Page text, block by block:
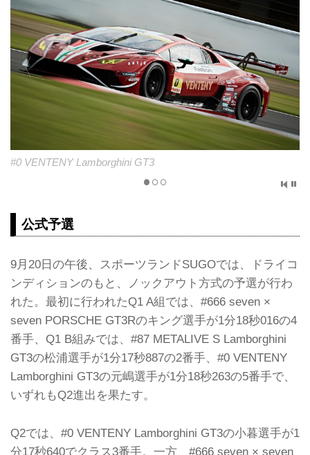
#87 METALIVE S Lamborghini GT3
公式予選
9月20日の午後、スポーツランドSUGOでは、ドライコ
ンディションのもと、ノックアウト方式の予選が行わ
れた。最初に行われたQ1 A組では、#666 seven ×
seven PORSCHE GT3Rのキング選手が1分18秒016の4
番手、Q1 B組みでは、#87 METALIVE S Lamborghini
GT3の松浦選手が1分17秒887の2番手、#0 VENTENY
Lamborghini GT3の元嶋選手が1分18秒263の5番手で、
いずれもQ2進出を果たす。
Q2では、#0 VENTENY Lamborghini GT3の小暮選手が1
分17秒640でクラス3番手。一方、#666 seven × seven